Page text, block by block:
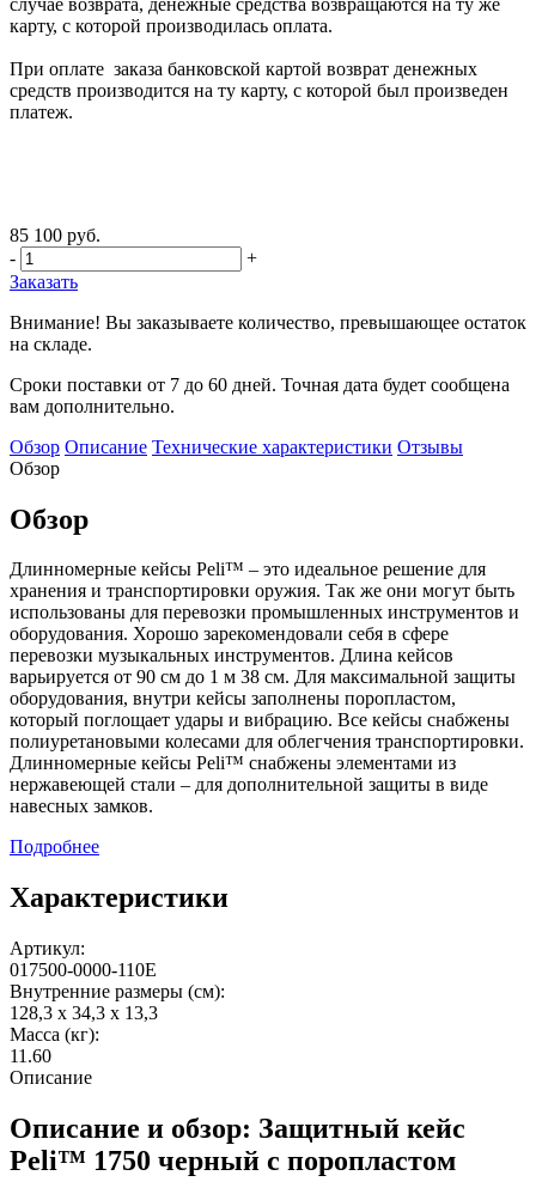
карту, с которой производилась оплата.
При оплате заказа банковской картой возврат денежных
средств производится на ту карту, с которой был произведен
платеж.
85 100 руб.
-
+
Заказать
Внимание! Вы заказываете количество, превышающее остаток
на складе.
Сроки поставки от 7 до 60 дней. Точная дата будет сообщена
вам дополнительно.
Обзор Описание Технические характеристики Отзывы
Обзор
Обзор
Длинномерные кейсы Peli™ – это идеальное решение для
хранения и транспортировки оружия. Так же они могут быть
использованы для перевозки промышленных инструментов и
оборудования. Хорошо зарекомендовали себя в сфере
перевозки музыкальных инструментов. Длина кейсов
варьируется от 90 см до 1 м 38 см. Для максимальной защиты
оборудования, внутри кейсы заполнены поропластом,
который поглощает удары и вибрацию. Все кейсы снабжены
полиуретановыми колесами для облегчения транспортировки.
Длинномерные кейсы Peli™ снабжены элементами из
нержавеющей стали – для дополнительной защиты в виде
навесных замков.
Подробнее
Характеристики
Артикул:
017500-0000-110E
Внутренние размеры (см):
128,3 x 34,3 x 13,3
Масса (кг):
11.60
Описание
Описание и обзор: Защитный кейс
Peli™ 1750 черный с поропластом